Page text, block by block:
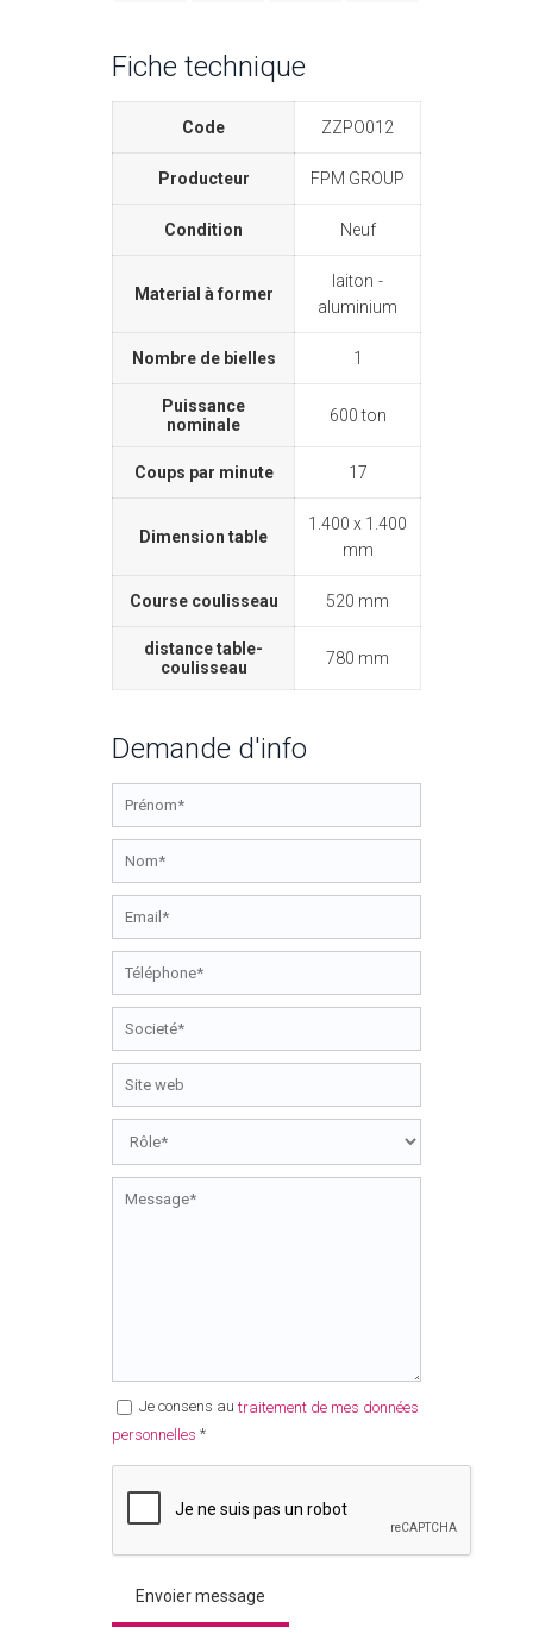
Fiche technique
Code ZZPO012
Producteur FPM GROUP
Condition Neuf
Material à former
laiton
aluminium
Nombre de bielles 1
Puissance
nominale
600 ton
Coups par minute 17
Dimension table
1.400 x 1.400
mm
Course coulisseau 520 mm
distance table-
coulisseau
780 mm
Demande d'info
Je consens autraitement de mes données
personnelles *